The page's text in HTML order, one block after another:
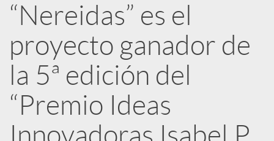
b
l
i
“Nereidas” es el
proyecto ganador de
la 5ª edición del
“Premio Ideas